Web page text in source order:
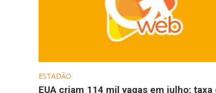
ESTADÃO
EUA criam 114 mil vagas em julho; taxa